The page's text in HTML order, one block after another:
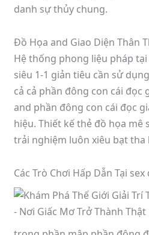
danh sự thủy chung.
Đồ Họa and Giao Diện Thân
Hệ thống phong liệu pháp
siêu 1-1 giản tiêu cần sử
cả cả phần đông con cái đọc
and phần đông con cái đọc
hiệu. Thiết kế thẻ đồ họa mê
trải nghiệm luôn xiêu bạt tha
Các Trò Chơi Hấp Dẫn Tại